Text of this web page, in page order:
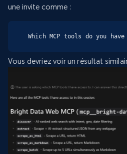
une invite comme :
Which MCP tools do you
Vous devriez voir un résultat